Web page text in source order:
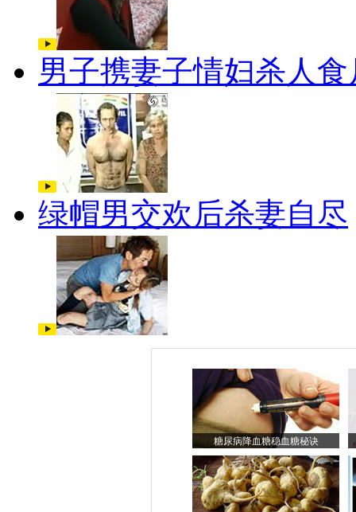
男子携妻子情妇杀人食
绿帽男交欢后杀妻自尽
糖尿病降血糖稳血糖秘诀